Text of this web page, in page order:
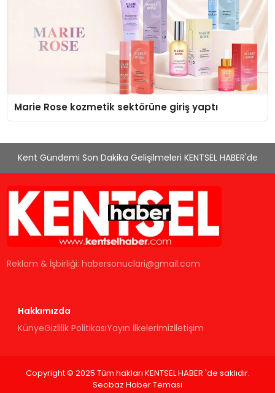
Marie Rose kozmetik sektörüne giriş yaptı
Kent Gündemi Son Dakika Gelişilmeleri KENTSEL HABER'de
Reklam & İşbirliği:habersonuclari@gmail.com
Hakkımızda
KünyeGizlilik PolitikasıYayın İlkelerimizİletişim
Copyright © 2025 Tüm hakları KENTSEL HABER 'de saklıdır.
Seobaz Haber Teması